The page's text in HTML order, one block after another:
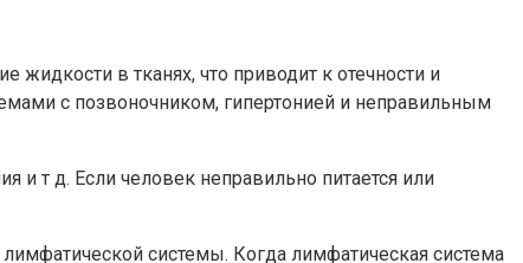
в тканях, что приводит к отечности и
с позвоночником, гипертонией и неправильным
и т д. Если человек неправильно питается или
системы. Когда лимфатическая система